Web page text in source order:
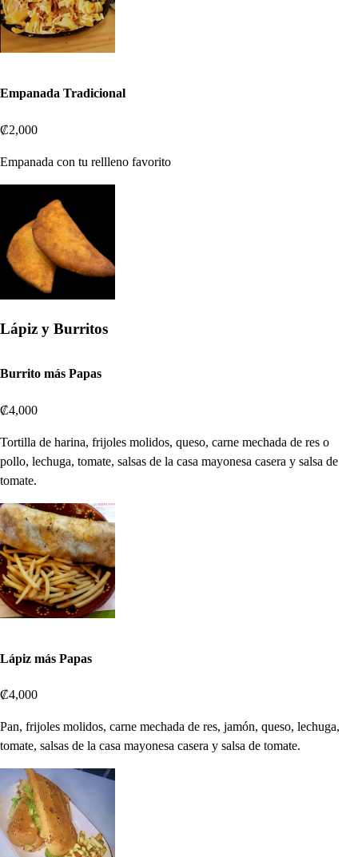
Empanada Tradicional
₡2,000
Empanada con tu rellleno favorito
Lápiz y Burritos
Burrito más Papas
₡4,000
Tortilla de harina, frijoles molidos, queso, carne mechada de res o
pollo, lechuga, tomate, salsas de la casa mayonesa casera y salsa de
tomate.
Lápiz más Papas
₡4,000
Pan, frijoles molidos, carne mechada de res, jamón, queso, lechuga,
tomate, salsas de la casa mayonesa casera y salsa de tomate.